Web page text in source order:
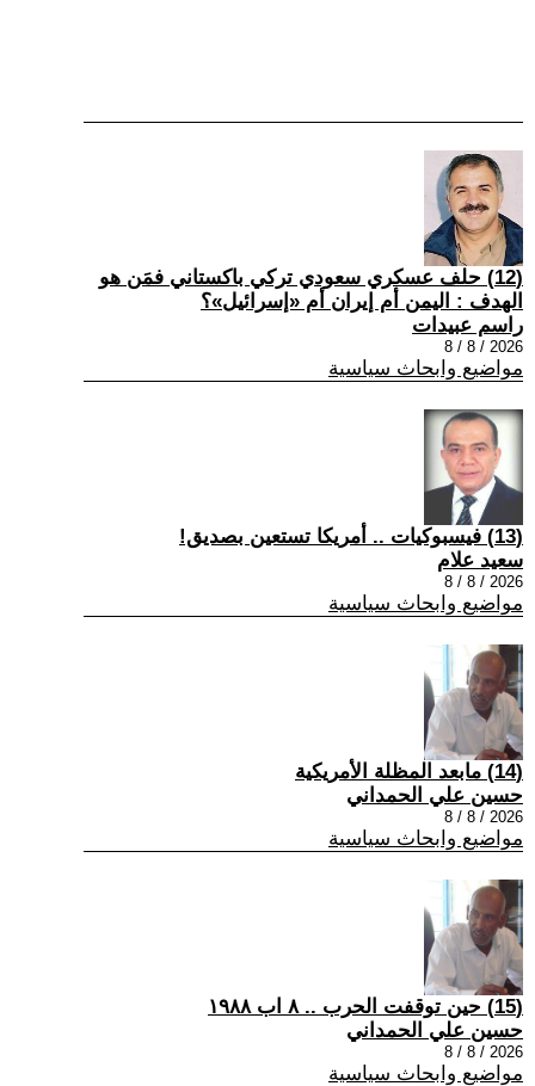
(12) حلف عسكري سعودي تركي باكستاني فمَن هو
الهدف : اليمن أم إيران أم «إسرائيل»؟
راسم عبيدات
2026 / 8 / 8
مواضيع وابحاث سياسية
(13) فيسبوكيات .. أمريكا تستعين بصديق!
سعيد علام
2026 / 8 / 8
مواضيع وابحاث سياسية
(14) مابعد المظلة الأمريكية
حسين علي الحمداني
2026 / 8 / 8
مواضيع وابحاث سياسية
(15) حين توقفت الحرب .. ٨ اب ١٩٨٨
حسين علي الحمداني
2026 / 8 / 8
مواضيع وابحاث سياسية